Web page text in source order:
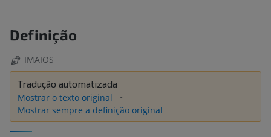
Definição
IMAIOS
Tradução automatizada
Mostrar o texto original
Mostrar sempre a definição original